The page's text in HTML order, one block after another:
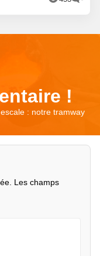
!
: notre tramway
Les champs